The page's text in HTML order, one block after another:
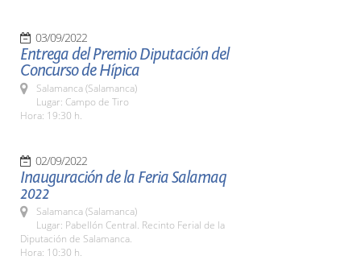
03/09/2022
Entrega del Premio Diputación del
Concurso de Hípica
Salamanca (Salamanca)
Lugar: Campo de Tiro
Hora: 19:30 h.
02/09/2022
Inauguración de la Feria Salamaq
2022
Salamanca (Salamanca)
Lugar: Pabellón Central. Recinto Ferial de la
Diputación de Salamanca.
Hora: 10:30 h.